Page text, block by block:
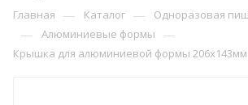
Главная — Каталог — Одноразовая
— Алюминиевые формы —
Крышка для алюминиевой формы 206х143мм